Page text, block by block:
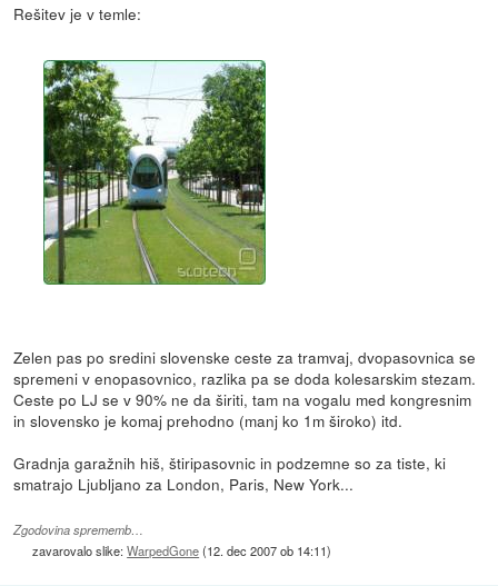
Rešitev je v temle:
Zelen pas po sredini slovenske ceste za tramvaj, dvopasovnica se
spremeni v enopasovnico, razlika pa se doda kolesarskim stezam.
Ceste po LJ se v 90% ne da širiti, tam na vogalu med kongresnim
in slovensko je komaj prehodno (manj ko 1m široko) itd.
Gradnja garažnih hiš, štiripasovnic in podzemne so za tiste, ki
smatrajo Ljubljano za London, Paris, New York...
Zgodovina sprememb…
zavarovalo slike:WarpedGone(12. dec 2007 ob 14:11)